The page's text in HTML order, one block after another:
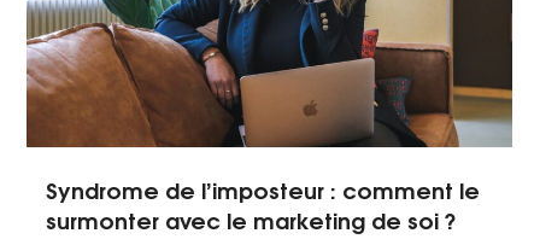
Syndrome de l’imposteur : comment le
surmonter avec le marketing de soi ?